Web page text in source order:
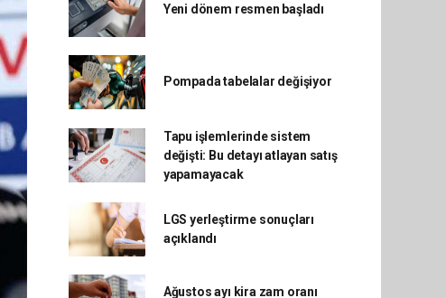
Yeni dönem resmen başladı
Pompada tabelalar değişiyor
Tapu işlemlerinde sistem
değişti: Bu detayı atlayan satış
yapamayacak
LGS yerleştirme sonuçları
açıklandı
Ağustos ayı kira zam oranı